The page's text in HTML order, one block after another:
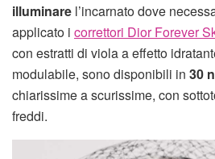
illuminare l’incarnato dove
applicato i correttori Dior Forever
con estratti di viola a effetto
modulabile, sono disponibili in 30
chiarissime a scurissime, con
freddi.